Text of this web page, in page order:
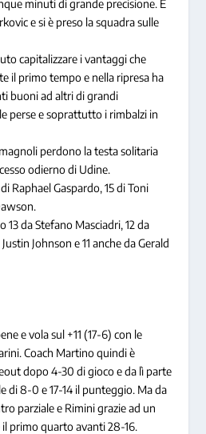
minuti di grande precisione. È
e si è preso la squadra sulle
capitalizzare i vantaggi che
il primo tempo e nella ripresa ha
buoni ad altri di grandi
perse e soprattutto i rimbalzi in
perdono la testa solitaria
odierno di Udine.
Raphael Gaspardo, 15 di Toni
13 da Stefano Masciadri, 12 da
Johnson e 11 anche da Gerald
e vola sul +11 (17-6) con le
Coach Martino quindi è
dopo 4-30 di gioco e da lì parte
di 8-0 e 17-14 il punteggio. Ma da
parziale e Rimini grazie ad un
primo quarto avanti 28-16.